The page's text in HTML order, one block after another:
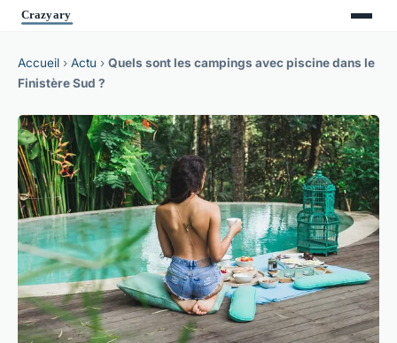
Accueil › Actu › Quels sont les campings avec piscine dans le
Finistère Sud ?